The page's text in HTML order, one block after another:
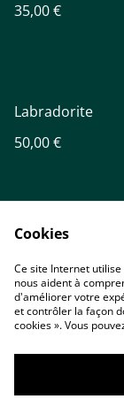
35,00 €
Labradorite
50,00 €
Cookies
Ce site Internet
nous aident à
d'améliorer votre
et contrôler la façon
cookies ». Vous